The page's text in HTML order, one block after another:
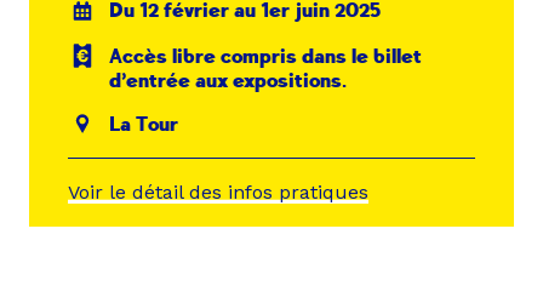
Du 12 février au 1er juin 2025
Accès libre compris dans le billet
d’entrée aux expositions.
La Tour
Voir le détail des infos pratiques